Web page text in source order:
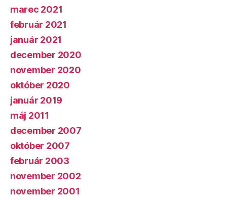
marec 2021
február 2021
január 2021
december 2020
november 2020
október 2020
január 2019
máj 2011
december 2007
október 2007
február 2003
november 2002
november 2001